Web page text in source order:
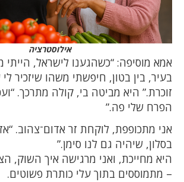
אילוסטרציה
אמא מוסיפה: “כשהגענו לישראל,
בעיר, בין בטון, חיפשתי משהו שיזכיר
זוכרת.” היא מביטה בי, קולה מתרכך.
הפרח שלי פה.”
אני מתכופפת, לוקחת זר אדום־צהוב.
בסלון, שיהיה גם לנו סימן.”
היא מחייכת, ואני מרגישה איך השוק,
– מתמוססים בתוך עלי כותרת פשוטים.